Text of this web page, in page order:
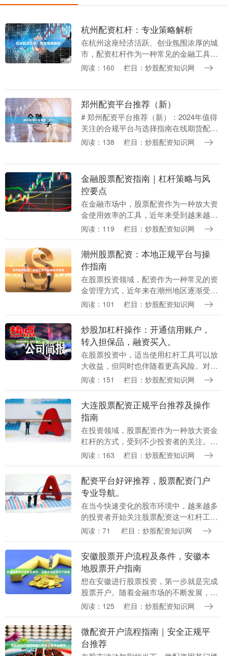
杭州配资杠杆：专业策略解析
在杭州这座经济活跃、创业氛围浓厚的城
市，配资杠杆作为一种常见的金融工具，
正受到越来越多投资者的关注。然而，配
阅读：160 栏目：炒股配资知识网
郑州配资平台推荐（新）
# 郑州配资平台推荐（新）：2024年值得
关注的合规平台与选择指南在线期货配资
随着金融市场的发展，股票配资作为一种
阅读：138 栏目：炒股配资知识网
金融股票配资指南｜杠杆策略与风
控要点
在金融市场中，股票配资作为一种放大资
金使用效率的工具，近年来受到越来越多
投资者的关注。通过配资，投资者可以用
而在行情向好时获....
阅读：119 栏目：炒股配资知识网
潮州股票配资：本地正规平台与操
作指南
在股票投资领域，配资作为一种常见的资
金管理方式，近年来在潮州地区逐渐受到
投资者的关注。对于本地股民而言，了解
以及掌握操作要领....
阅读：101 栏目：炒股配资知识网
炒股加杠杆操作：开通信用账户，
转入担保品，融资买入。
在股票投资中，适当使用杠杆工具可以放
大收益，但同时也伴随着更高风险。对于
有一定经验的投资者而言，**炒股加杠杆
心步骤包括：....
阅读：151 栏目：炒股配资知识网
大连股票配资正规平台推荐及操作
指南
在投资领域，股票配资作为一种放大资金
杠杆的方式，受到不少投资者的关注。对
于大连地区的股民来说在线配资指数排
重要。本文将为您推....
阅读：163 栏目：炒股配资知识网
配资平台好评推荐，股票配资门户
专业导航。
在当今快速变化的股市环境中，越来越多
的投资者开始关注股票配资这一杠杆工
具。选择合适的配资平台成为投资成功的
资门户导航，并基于....
阅读：71 栏目：炒股配资知识网
安徽股票开户流程及条件，安徽本
地股票开户指南
想在安徽进行股票投资，第一步就是完成
股票开户。随着金融市场的不断发展，安
徽地区的投资者有了更多便捷的开户选
户的具体流程、所需....
阅读：125 栏目：炒股配资知识网
微配资开户流程指南｜安全正规平
台推荐